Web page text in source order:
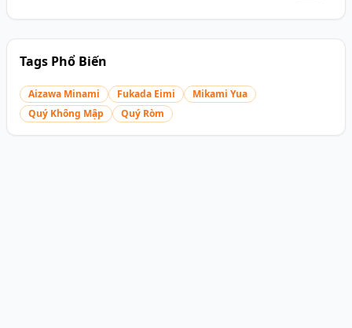
Tags Phổ Biến
Aizawa Minami Fukada Eimi
Mikami Yua
Quý Không Mập
Quý Ròm